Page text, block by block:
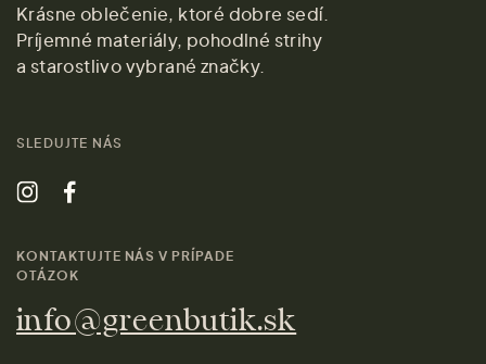
Krásne oblečenie, ktoré dobre sedí.
Príjemné materiály, pohodlné strihy
a starostlivo vybrané značky.
SLEDUJTE NÁS
KONTAKTUJTE NÁS V PRÍPADE
OTÁZOK
info@greenbutik.sk